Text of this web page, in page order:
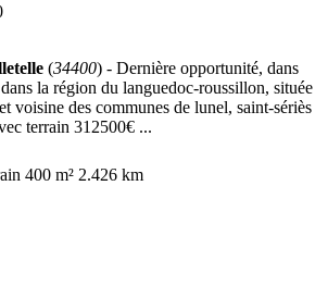
(34400) - Dernière opportunité, dans
la région du languedoc-roussillon, située
voisine des communes de lunel, saint-sériès
terrain 312500€ ...
400 m² 2.426 km